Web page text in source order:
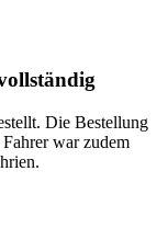
Die Bestellung
war zudem